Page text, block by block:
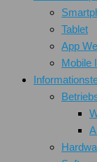
Tablet
App
Mobile